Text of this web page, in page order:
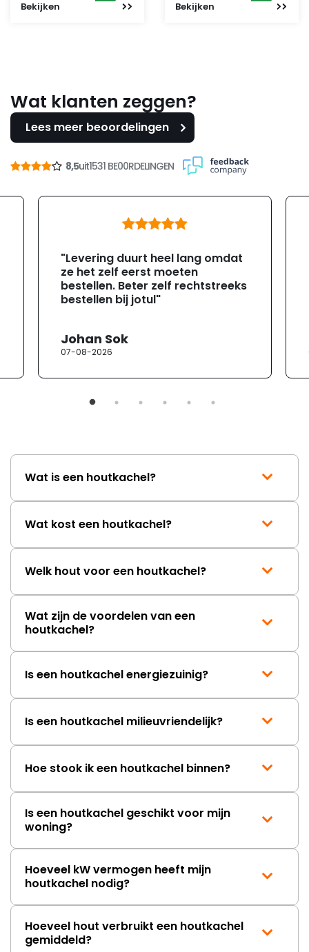
Bekijken Bekijken
Wat klanten zeggen?
Lees meer beoordelingen
8,5uit1531 BE00RDELINGEN
"Levering duurt heel lang omdat
ze het zelf eerst moeten
bestellen. Beter zelf rechtstreeks
bestellen bij jotul"
Johan Sok
07-08-2026
Wat is een houtkachel?
Wat kost een houtkachel?
Welk hout voor een houtkachel?
Wat zijn de voordelen van een
houtkachel?
Is een houtkachel energiezuinig?
Is een houtkachel milieuvriendelijk?
Hoe stook ik een houtkachel binnen?
Is een houtkachel geschikt voor mijn
woning?
Hoeveel kW vermogen heeft mijn
houtkachel nodig?
Hoeveel hout verbruikt een houtkachel
gemiddeld?